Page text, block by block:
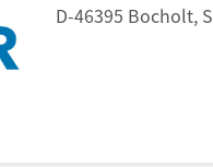
D-46395 Bocholt,